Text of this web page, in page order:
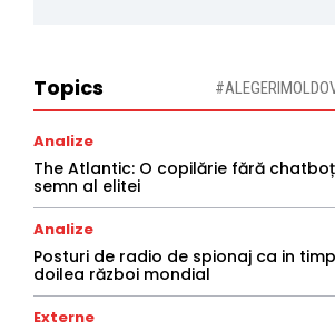
Topics
Analize
The Atlantic: O copilărie fără
semn al elitei
Analize
Posturi de radio de spionaj ca in
doilea război mondial
Externe